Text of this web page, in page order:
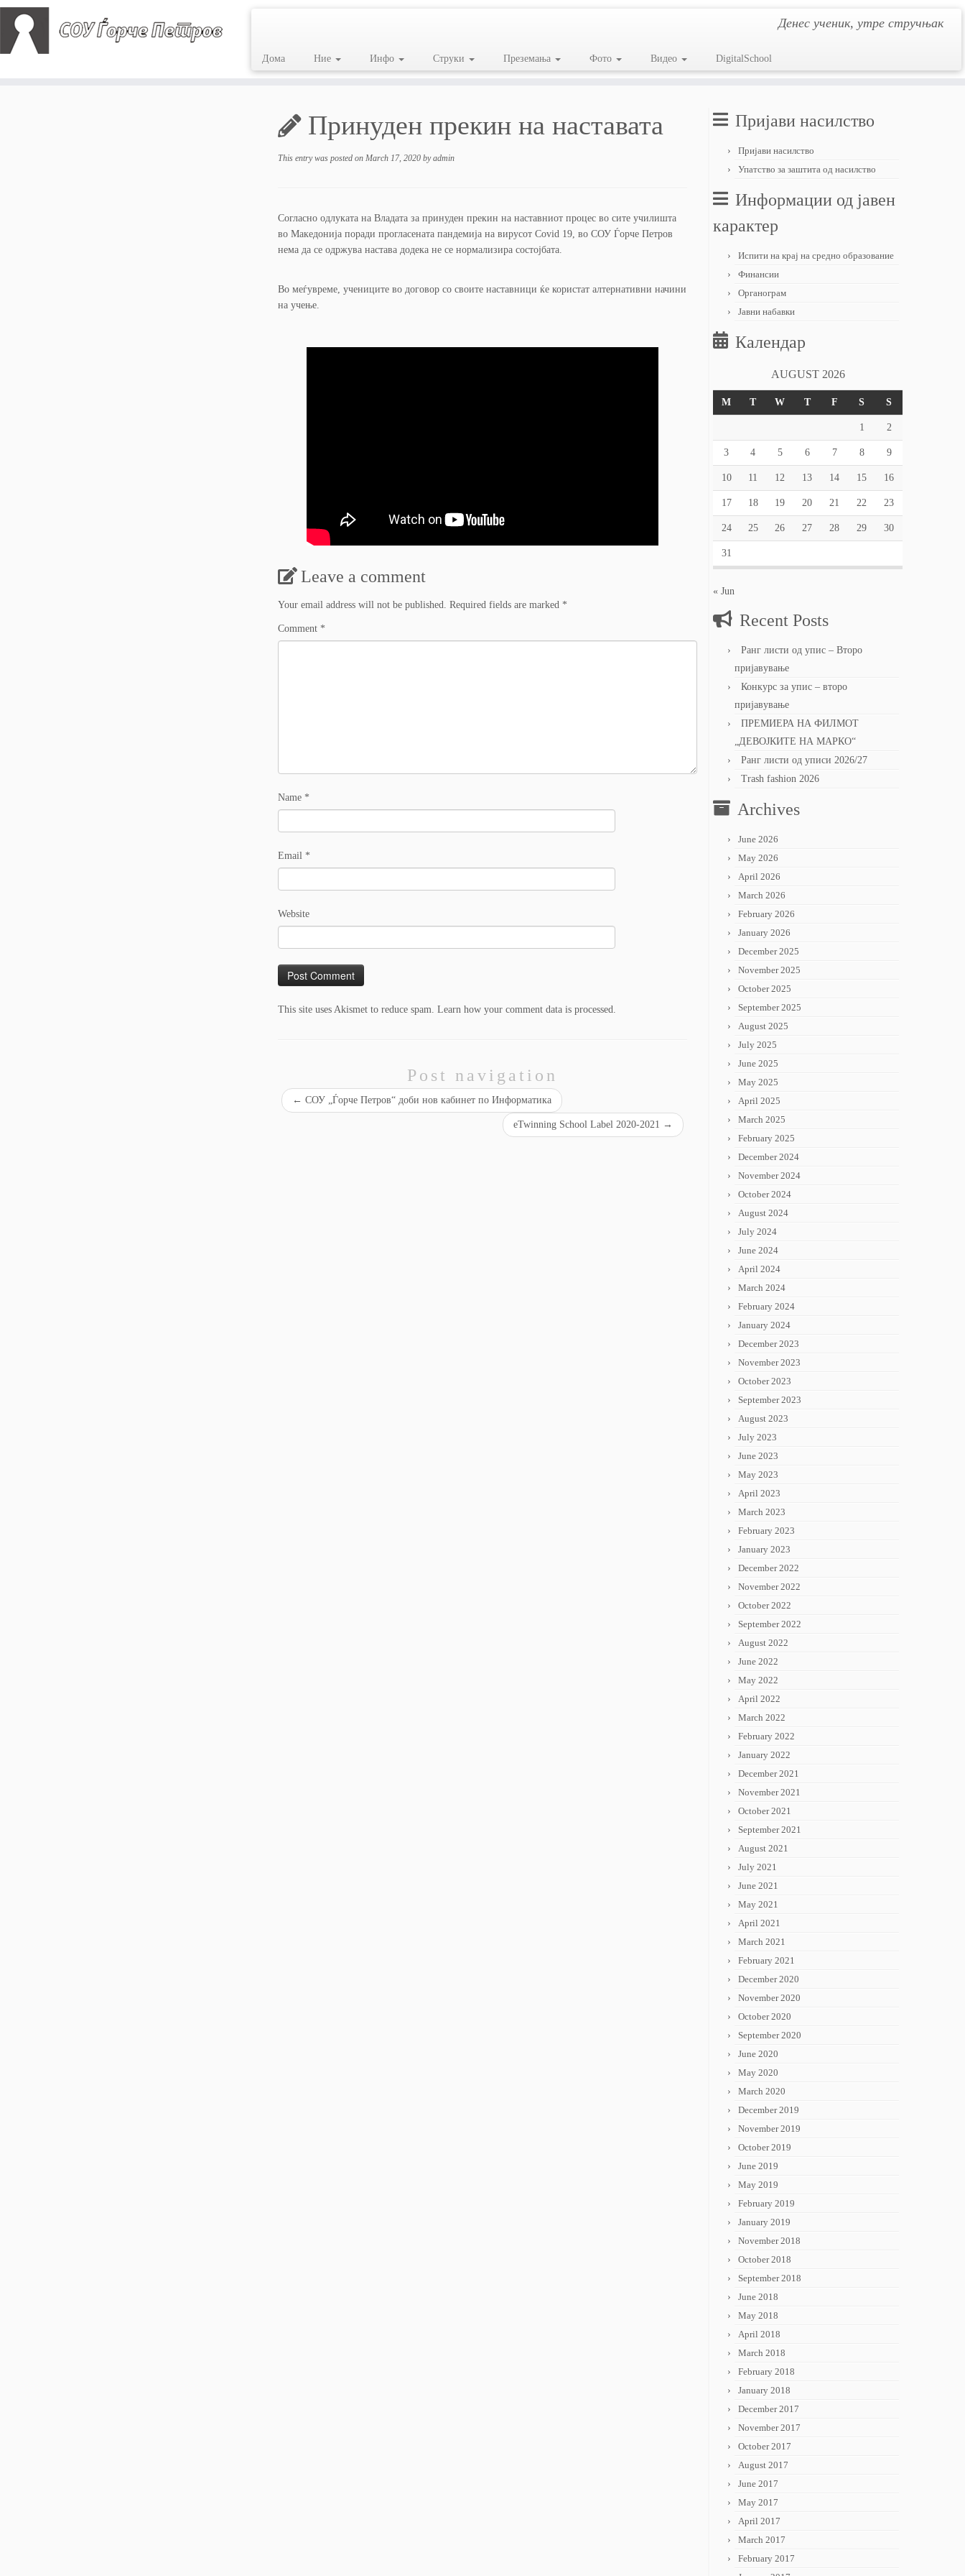
Денес ученик, утре стручњак
Дома Ние Инфо Струки Преземања Фото Видео DigitalSchool
Принуден прекин на наставата
This entry was posted on March 17, 2020 byadmin
Согласно одлуката на Владата за принуден прекин на наставниот процес во сите училишта
во Македонија поради прогласената пандемија на вирусот Covid 19, во СОУ Ѓорче Петров
нема да се одржува настава додека не се нормализира состојбата.
Во меѓувреме, учениците во договор со своите наставници ќе користат алтернативни начини
на учење.
Leave a comment
Your email address will not be published. Required fields are marked *
Comment *
Name *
Email *
Website
This site uses Akismet to reduce spam. Learn how your comment data is processed.
Post navigation
← СОУ „Ѓорче Петров“ доби нов кабинет по Информатика
eTwinning School Label 2020-2021 →
Пријави насилство
Пријави насилство
Упатство за заштита од насилство
Информации од јавен
карактер
Испити на крај на средно образование
Финансии
Органограм
Јавни набавки
Календар
AUGUST 2026
M T W T F S S
1 2
3 4 5 6 7 8 9
10 11 12 13 14 15 16
17 18 19 20 21 22 23
24 25 26 27 28 29 30
31
« Jun
Recent Posts
Ранг листи од упис – Второ
пријавување
Конкурс за упис – второ
пријавување
ПРЕМИЕРА НА ФИЛМОТ
„ДЕВОЈКИТЕ НА МАРКО“
Ранг листи од уписи 2026/27
Trash fashion 2026
Archives
June 2026
May 2026
April 2026
March 2026
February 2026
January 2026
December 2025
November 2025
October 2025
September 2025
August 2025
July 2025
June 2025
May 2025
April 2025
March 2025
February 2025
December 2024
November 2024
October 2024
August 2024
July 2024
June 2024
April 2024
March 2024
February 2024
January 2024
December 2023
November 2023
October 2023
September 2023
August 2023
July 2023
June 2023
May 2023
April 2023
March 2023
February 2023
January 2023
December 2022
November 2022
October 2022
September 2022
August 2022
June 2022
May 2022
April 2022
March 2022
February 2022
January 2022
December 2021
November 2021
October 2021
September 2021
August 2021
July 2021
June 2021
May 2021
April 2021
March 2021
February 2021
December 2020
November 2020
October 2020
September 2020
June 2020
May 2020
March 2020
December 2019
November 2019
October 2019
June 2019
May 2019
February 2019
January 2019
November 2018
October 2018
September 2018
June 2018
May 2018
April 2018
March 2018
February 2018
January 2018
December 2017
November 2017
October 2017
August 2017
June 2017
May 2017
April 2017
March 2017
February 2017